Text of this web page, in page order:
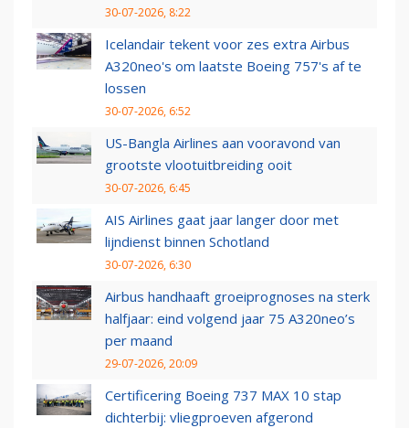
30-07-2026, 8:22
Icelandair tekent voor zes extra Airbus
A320neo's om laatste Boeing 757's af te
lossen
30-07-2026, 6:52
US-Bangla Airlines aan vooravond van
grootste vlootuitbreiding ooit
30-07-2026, 6:45
AIS Airlines gaat jaar langer door met
lijndienst binnen Schotland
30-07-2026, 6:30
Airbus handhaaft groeiprognoses na sterk
halfjaar: eind volgend jaar 75 A320neo’s
per maand
29-07-2026, 20:09
Certificering Boeing 737 MAX 10 stap
dichterbij: vliegproeven afgerond